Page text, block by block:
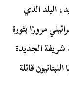
البلد الذي
مرورًا بثورة
شريفة الجديدة
قائلة